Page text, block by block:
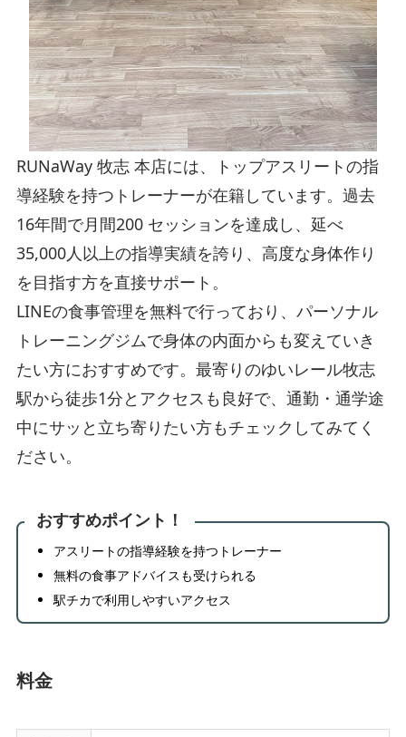
RUNaWay 牧志 本店には、トップアスリートの指
導経験を持つトレーナーが在籍しています。過去
16年間で月間200 セッションを達成し、延べ
35,000人以上の指導実績を誇り、高度な身体作り
を目指す方を直接サポート。
LINEの食事管理を無料で行っており、パーソナル
トレーニングジムで身体の内面からも変えていき
たい方におすすめです。最寄りのゆいレール牧志
駅から徒歩1分とアクセスも良好で、通勤・通学途
中にサッと立ち寄りたい方もチェックしてみてく
ださい。
おすすめポイント！
アスリートの指導経験を持つトレーナー
無料の食事アドバイスも受けられる
駅チカで利用しやすいアクセス
料金